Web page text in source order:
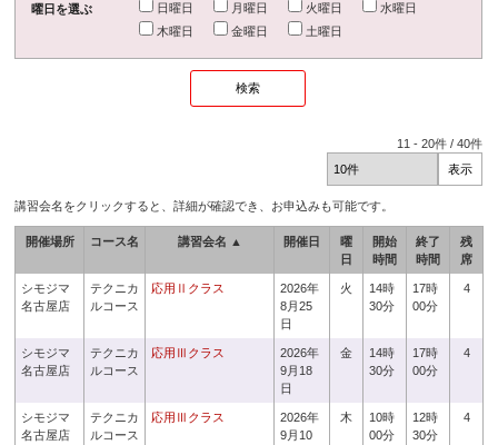
曜日を選ぶ 日曜日 月曜日 火曜日
水曜日
木曜日
金曜日 土曜日
11 -20件 /40件
講習会名をクリックすると、詳細が確認でき、お申込みも可能です。
開催場所 コース名 講習会名 ▲ 開催日
曜
日
開始
時間
終了
時間
残
席
シモジマ
名古屋店
テクニカ
ルコース
応用Ⅱクラス
2026年
8月25
日
火
14時
30分
17時
00分
4
シモジマ
名古屋店
テクニカ
ルコース
応用Ⅲクラス
2026年
9月18
日
金
14時
30分
17時
00分
4
シモジマ
名古屋店
テクニカ
ルコース
応用Ⅲクラス
2026年
9月10
木
10時
00分
12時
30分
4